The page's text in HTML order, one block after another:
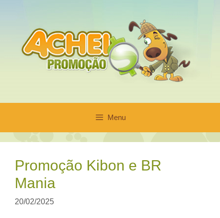
conteúdo
Menu
Promoção Kibon e BR
Mania
20/02/2025